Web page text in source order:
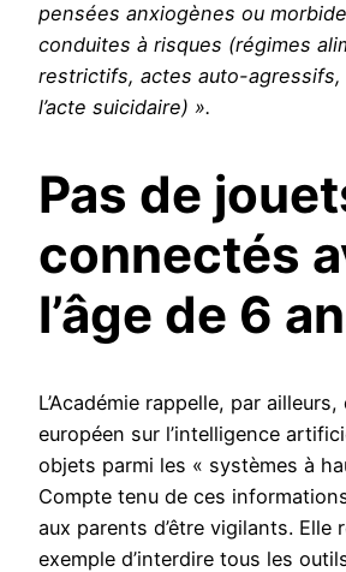
pensées anxiogènes ou
conduites à risques (régimes
restrictifs, actes auto-agressifs,
l’acte suicidaire) ».
Pas de
connectés
l’âge de 6
L’Académie rappelle, par
européen sur l’intelligence
objets parmi les « systèmes à
Compte tenu de ces
aux parents d’être vigilants. Elle
exemple d’interdire tous les